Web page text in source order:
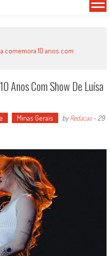
comemora 10 anos com
Anos Com Show De Luísa
Minas Gerais byRedacao- 29